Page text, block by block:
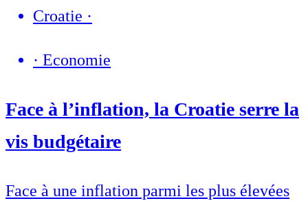
Croatie ·
· Economie
Face à l’inflation, la Croatie serre la
vis budgétaire
Face à une inflation parmi les plus élevées